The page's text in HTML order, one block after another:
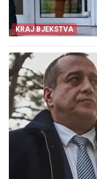
KRAJ BJEKSTVA